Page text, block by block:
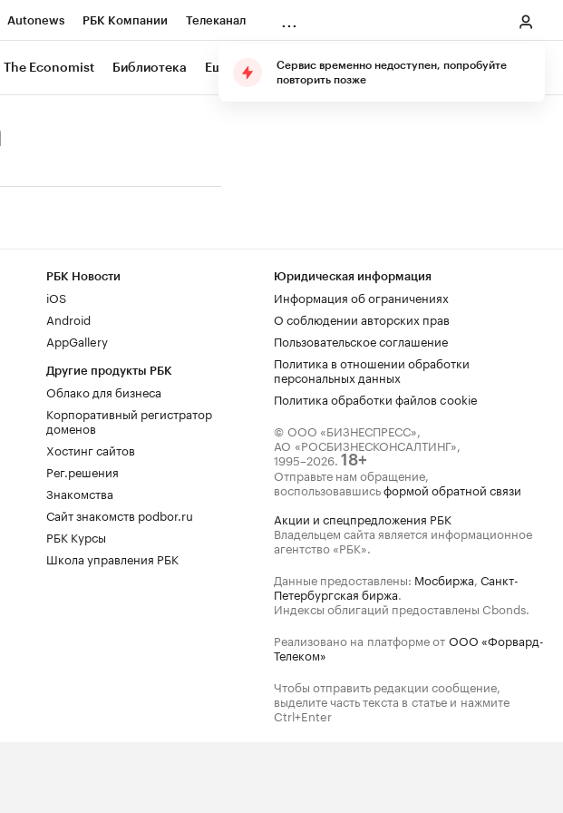
Autonews РБК Компании Телеканал
РБК Life Тренды Визионеры
СПб
Финансы Рынок наличной валюты
The Economist Библиотека Еще Подарите подписку
РБК Новости
iOS
Android
AppGallery
Другие продукты РБК
Облако для бизнеса
Корпоративный регистратор
доменов
Хостинг сайтов
Рег.решения
Знакомства
Сайт знакомств podbor.ru
РБК Курсы
Школа управления РБК
Юридическая информация
Информация об ограничениях
О соблюдении авторских прав
Пользовательское соглашение
Политика в отношении обработки
персональных данных
Политика обработки файлов cookie
© ООО «БИЗНЕСПРЕСС»,
АО «РОСБИЗНЕСКОНСАЛТИНГ»,
1995–2026. 18+
Отправьте нам обращение,
воспользовавшисьформой обратной связи
Акции и спецпредложения РБК
Владельцем сайта является информационное
агентство «РБК».
Данные предоставлены: Мосбиржа, Санкт-
Петербургская биржа.
Индексы облигаций предоставлены Cbonds.
Реализовано на платформе от ООО «Форвард-
Телеком»
Чтобы отправить редакции сообщение,
выделите часть текста в статье и нажмите
Ctrl+Enter
Сервис временно недоступен, попробуйте
повторить позже